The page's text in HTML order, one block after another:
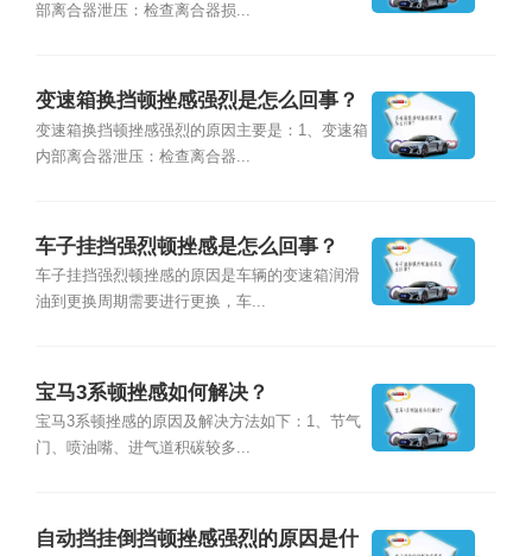
部离合器泄压：检查离合器损...
变速箱换挡顿挫感强烈是怎么回事？
变速箱换挡顿挫感强烈的原因主要是：1、变速箱
内部离合器泄压：检查离合器...
车子挂挡强烈顿挫感是怎么回事？
车子挂挡强烈顿挫感的原因是车辆的变速箱润滑
油到更换周期需要进行更换，车...
宝马3系顿挫感如何解决？
宝马3系顿挫感的原因及解决方法如下：1、节气
门、喷油嘴、进气道积碳较多...
自动挡挂倒挡顿挫感强烈的原因是什